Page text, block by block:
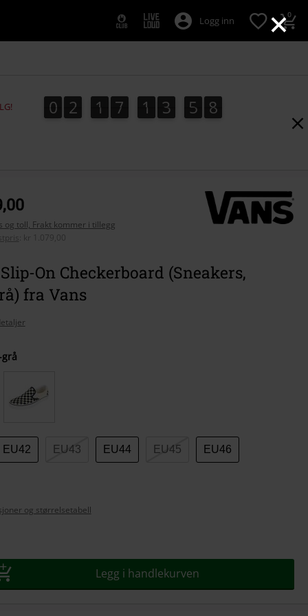
×
Logg inn 0
0
0 2
2 1
1 7
7 1
1 3
4
3 5
0
5 6
7
6
og toll, Frakt kommer i tillegg
kr 1.079,00
On Checkerboard (Sneakers,
fra Vans
EU42 EU43 EU44 EU45 EU46
og størrelsetabell
Legg i handlekurven